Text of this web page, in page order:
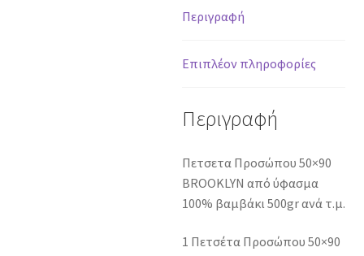
ποσότητα
Περιγραφή
Επιπλέον πληροφορίες
Περιγραφή
Πετσετα Προσώπου 50×90
BROOKLYN από ύφασμα
100% βαμβάκι 500gr ανά τ.μ.
1 Πετσέτα Προσώπου 50×90